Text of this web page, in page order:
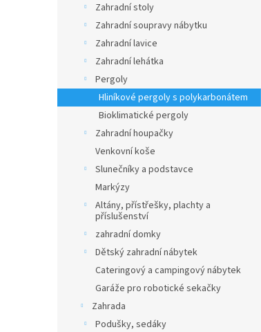
Zahradní stoly
Zahradní soupravy nábytku
Zahradní lavice
Zahradní lehátka
Pergoly
Hliníkové pergoly s polykarbonátem
Bioklimatické pergoly
Zahradní houpačky
Venkovní koše
Slunečníky a podstavce
Markýzy
Altány, přístřešky, plachty a
příslušenství
zahradní domky
Dětský zahradní nábytek
Cateringový a campingový nábytek
Garáže pro robotické sekačky
Zahrada
Podušky, sedáky